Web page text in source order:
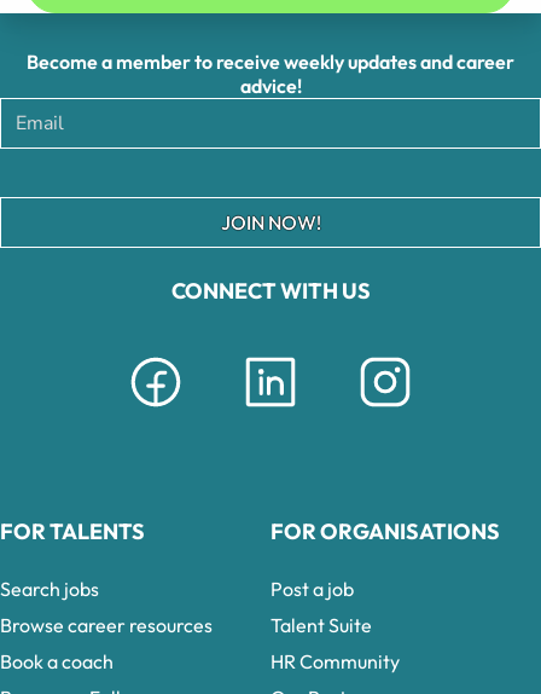
CONNECT WITH US
Become a member to receive weekly updates and career
advice!
JOIN NOW!
FOR TALENTS
Search jobs
Browse career resources
Book a coach
FOR ORGANISATIONS
Post a job
Talent Suite
HR Community